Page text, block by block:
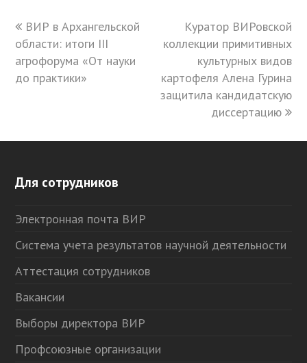
previous
post:
ВИР в Архангельской
области: итоги III
агрофорума «От науки
до практики»
next
post:
Куратор ВИРовской
коллекции примитивных
культурных видов
картофеля Алена Гурина
защитила кандидатскую
диссертацию
Для сотрудников
Электронная почта ВИР
Система учета результатов научной деятельности
Аттестация сотрудников
Вакансии
Выборы директора ВИР
Профсоюзные организации